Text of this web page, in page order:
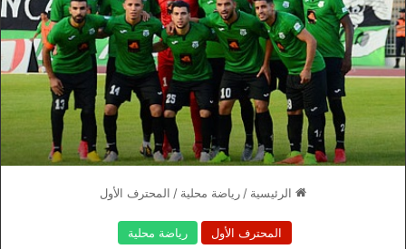
الرئيسية / رياضة محلية / المحترف الأول
المحترف الأول رياضة محلية